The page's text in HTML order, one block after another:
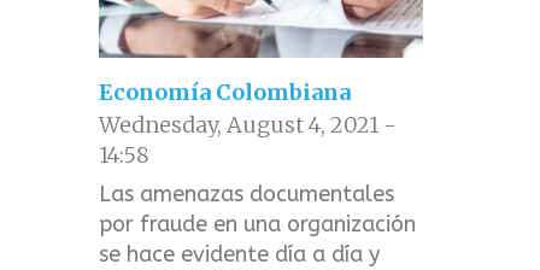
Economía Colombiana
Wednesday, August 4, 2021 -
14:58
Las amenazas documentales
por fraude en una organización
se hace evidente día a día y